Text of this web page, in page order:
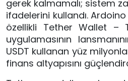
gerek kalmamalı; sistem
ifadelerini kullandı.
özellikli Tether Wallet –
uygulamasının
USDT kullanan yüz
finans altyapısını